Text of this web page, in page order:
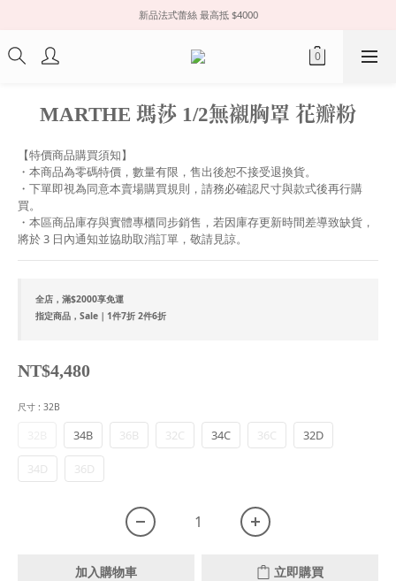
新品法式蕾絲 最高抵 $4000
MARTHE 瑪莎 1/2無襯胸罩 花瓣粉
【特價商品購買須知】
・本商品為零碼特價，數量有限，售出後恕不接受退換貨。
・下單即視為同意本賣場購買規則，請務必確認尺寸與款式後再行購
買。
・本區商品庫存與實體專櫃同步銷售，若因庫存更新時間差導致缺貨，
將於 3 日內通知並協助取消訂單，敬請見諒。
全店，滿$2000享免運
指定商品，Sale｜1件7折 2件6折
NT$4,480
尺寸 : 32B
34B 36B 32C 34C 36C 32D
34D 36D
加入購物車 立即購買